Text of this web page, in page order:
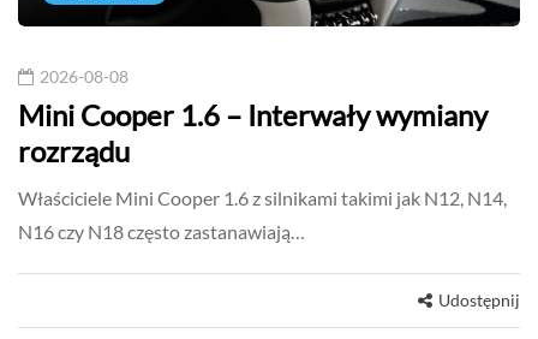
2026-08-08
Mini Cooper 1.6 – Interwały wymiany
rozrządu
Właściciele Mini Cooper 1.6 z silnikami takimi jak N12, N14,
N16 czy N18 często zastanawiają…
Udostępnij